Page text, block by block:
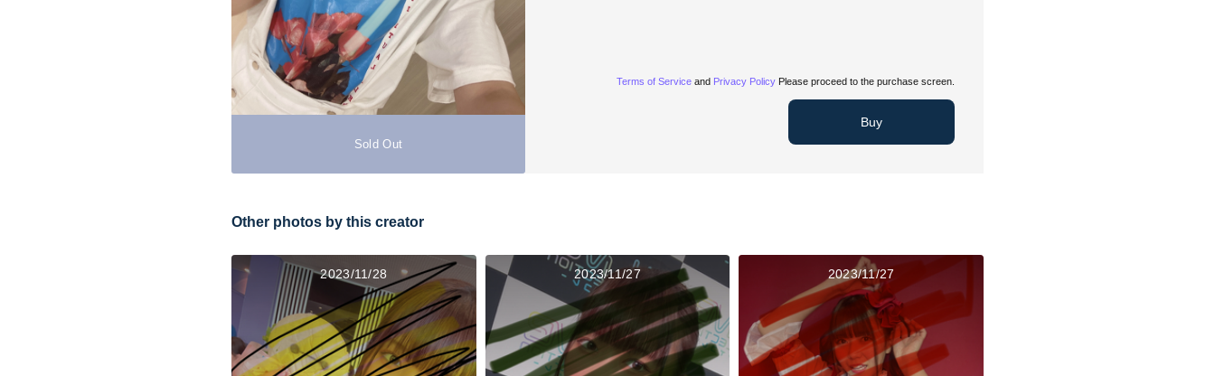
Sold Out
Terms of Service and Privacy Policy Please proceed to the purchase screen.
Buy
Other photos by this creator
2023/11/28 2023/11/27 2023/11/27